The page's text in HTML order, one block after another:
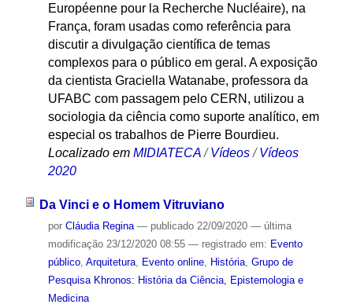
Européenne pour la Recherche Nucléaire), na
França, foram usadas como referência para
discutir a divulgação científica de temas
complexos para o público em geral. A exposição
da cientista Graciella Watanabe, professora da
UFABC com passagem pelo CERN, utilizou a
sociologia da ciência como suporte analítico, em
especial os trabalhos de Pierre Bourdieu.
Localizado em MIDIATECA /Vídeos /Vídeos
2020
Da Vinci e o Homem Vitruviano
por Cláudia Regina — publicado22/09/2020 — última
modificação23/12/2020 08:55 — registrado em: Evento
público, Arquitetura, Evento online, História, Grupo de
Pesquisa Khronos: História da Ciência, Epistemologia e
Medicina